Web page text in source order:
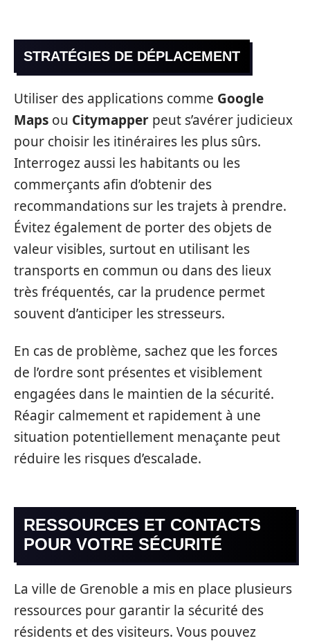
STRATÉGIES DE DÉPLACEMENT
Utiliser des applications comme Google
Maps ou Citymapper peut s’avérer judicieux
pour choisir les itinéraires les plus sûrs.
Interrogez aussi les habitants ou les
commerçants afin d’obtenir des
recommandations sur les trajets à prendre.
Évitez également de porter des objets de
valeur visibles, surtout en utilisant les
transports en commun ou dans des lieux
très fréquentés, car la prudence permet
souvent d’anticiper les stresseurs.
En cas de problème, sachez que les forces
de l’ordre sont présentes et visiblement
engagées dans le maintien de la sécurité.
Réagir calmement et rapidement à une
situation potentiellement menaçante peut
réduire les risques d’escalade.
RESSOURCES ET CONTACTS
POUR VOTRE SÉCURITÉ
La ville de Grenoble a mis en place plusieurs
ressources pour garantir la sécurité des
résidents et des visiteurs. Vous pouvez